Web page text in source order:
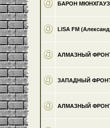
БАРОН
LISA FM
АЛМАЗНЫЙ ФРОНТ
ЗАПАДНЫЙ ФРОНТ
АЛМАЗНЫЙ ФРОНТ